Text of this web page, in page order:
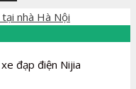
đạp điện Nijia